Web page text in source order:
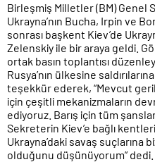
Birleşmiş Milletler (BM)
Ukrayna’nın Bucha, Irpin ve
sonrası başkent Kiev’de
Zelenskiy ile bir araya geldi.
ortak basın toplantısı
Rusya’nın ülkesine
teşekkür ederek, “Mevcut
için çeşitli mekanizmaların
ediyoruz. Barış için tüm
Sekreterin Kiev’e bağlı
Ukrayna’daki savaş suçlarına
olduğunu düşünüyorum” dedi.